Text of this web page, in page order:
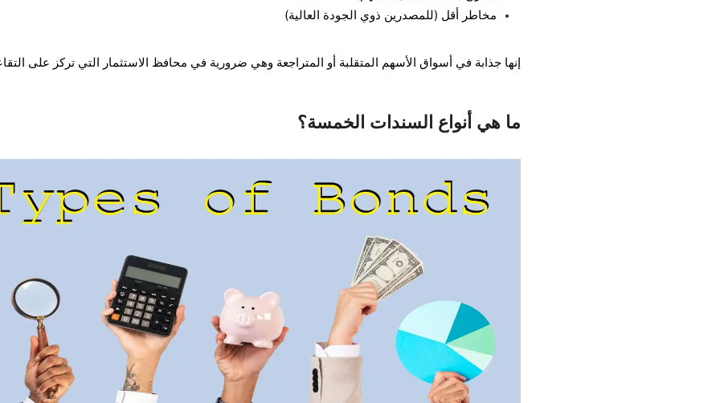
مخاطر أقل (للمصدرين ذوي الجودة العالية)
إنها جذابة في أسواق الأسهم المتقلبة أو المتراجعة وهي ضرورية في محافظ الاستثمار التي تركز على
ما هي أنواع السندات الخمسة؟